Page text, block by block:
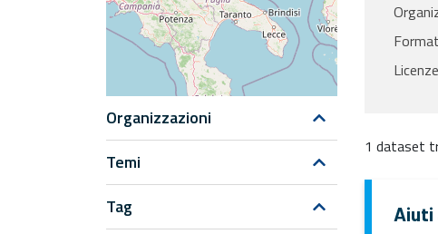
Organizzazioni
Temi
Tag
1 dataset
Aiuti